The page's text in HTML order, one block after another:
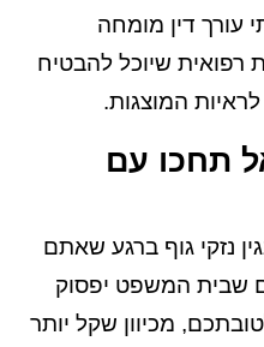
עורך דין מומחה
רפואית שיוכל להבטיח
המוצגות.
תחכו עם
נזקי גוף ברגע שאתם
שבית המשפט יפסוק
מכיוון שקל יותר